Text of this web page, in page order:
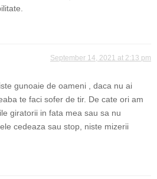
September 14, 2021 at 2:13 pm
gunoaie de oameni , daca nu ai
te faci sofer de tir. De cate ori am
giratorii in fata mea sau sa nu
cedeaza sau stop, niste mizerii